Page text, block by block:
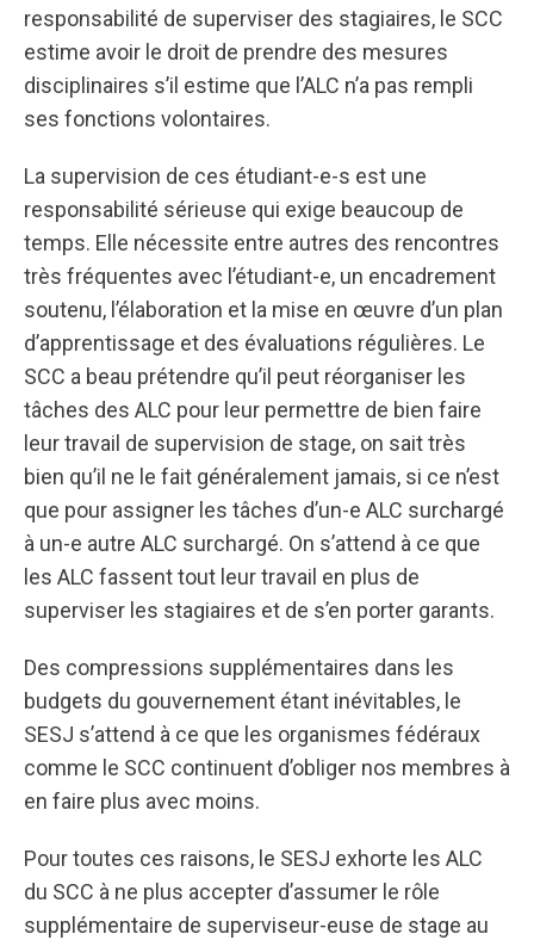
responsabilité de superviser des stagiaires, le SCC
estime avoir le droit de prendre des mesures
disciplinaires s’il estime que l’ALC n’a pas rempli
ses fonctions volontaires.
La supervision de ces étudiant-e-s est une
responsabilité sérieuse qui exige beaucoup de
temps. Elle nécessite entre autres des rencontres
très fréquentes avec l’étudiant-e, un encadrement
soutenu, l’élaboration et la mise en œuvre d’un plan
d’apprentissage et des évaluations régulières. Le
SCC a beau prétendre qu’il peut réorganiser les
tâches des ALC pour leur permettre de bien faire
leur travail de supervision de stage, on sait très
bien qu’il ne le fait généralement jamais, si ce n’est
que pour assigner les tâches d’un-e ALC surchargé
à un-e autre ALC surchargé. On s’attend à ce que
les ALC fassent tout leur travail en plus de
superviser les stagiaires et de s’en porter garants.
Des compressions supplémentaires dans les
budgets du gouvernement étant inévitables, le
SESJ s’attend à ce que les organismes fédéraux
comme le SCC continuent d’obliger nos membres à
en faire plus avec moins.
Pour toutes ces raisons, le SESJ exhorte les ALC
du SCC à ne plus accepter d’assumer le rôle
supplémentaire de superviseur-euse de stage au